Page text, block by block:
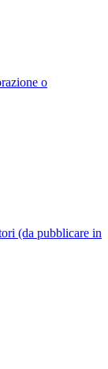
o
(da pubblicare in